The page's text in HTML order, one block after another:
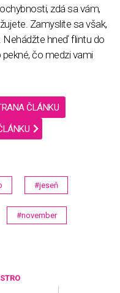
zdá sa vám,
Zamyslite sa však,
Nehádžte hneď flintu do
čo medzi vami
ČLÁNKU
#jeseň
#november